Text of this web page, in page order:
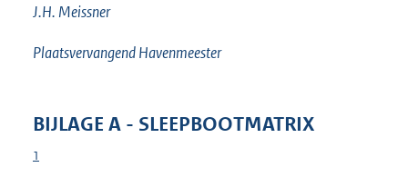
J.H. Meissner
Plaatsvervangend Havenmeester
BIJLAGE A - SLEEPBOOTMATRIX
1